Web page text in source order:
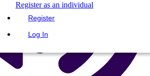
Register as an individual
Register
Log In